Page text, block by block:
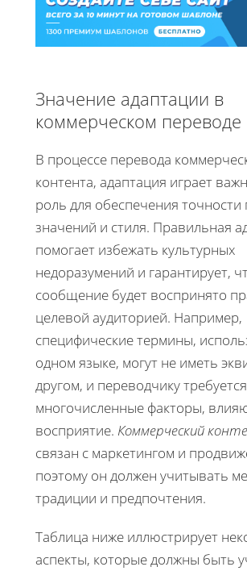
Значение адаптации в
коммерческом переводе
В процессе перевода
контента, адаптация играет
роль для обеспечения точности
значений и стиля. Правильная
помогает избежать культурных
недоразумений и гарантирует,
сообщение будет воспринято
целевой аудиторией. Например,
специфические термины,
одном языке, могут не иметь
другом, и переводчику
многочисленные факторы,
восприятие. Коммерческий
связан с маркетингом и
поэтому он должен учитывать
традиции и предпочтения.
Таблица ниже иллюстрирует
аспекты, которые должны быть